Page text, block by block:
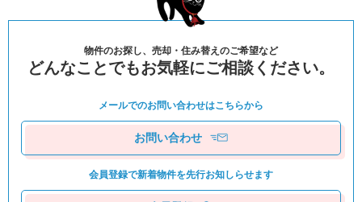
物件のお探し、売却・住み替えのご希望など
どんなことでもお気軽にご相談ください。
メールでのお問い合わせはこちらから
お問い合わせ
会員登録で新着物件を先⾏お知しらせます